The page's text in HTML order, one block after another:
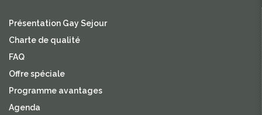
Présentation Gay Sejour
Charte de qualité
FAQ
Offre spéciale
Programme avantages
Agenda